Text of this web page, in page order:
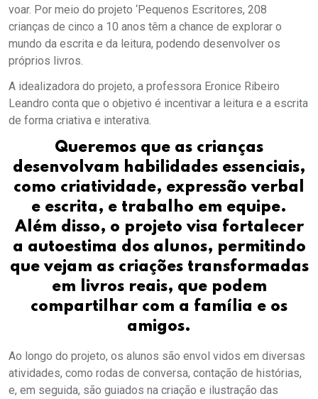
voar. Por meio do projeto ‘Pequenos Escritores, 208
crianças de cinco a 10 anos têm a chance de explorar o
mundo da escrita e da leitura, podendo desenvolver os
próprios livros.
A idealizadora do projeto, a professora Eronice Ribeiro
Leandro conta que o objetivo é incentivar a leitura e a escrita
de forma criativa e interativa.
Queremos que as crianças
desenvolvam habilidades essenciais,
como criatividade, expressão verbal
e escrita, e trabalho em equipe.
Além disso, o projeto visa fortalecer
a autoestima dos alunos, permitindo
que vejam as criações transformadas
em livros reais, que podem
compartilhar com a família e os
amigos.
Ao longo do projeto, os alunos são envol vidos em diversas
atividades, como rodas de conversa, contação de histórias,
e, em seguida, são guiados na criação e ilustração das